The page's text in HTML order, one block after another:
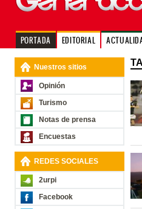
PORTADA EDITORIAL
Nuestros sitios
Opinión
Turismo
Notas de prensa
Encuestas
REDES SOCIALES
2urpi
Facebook